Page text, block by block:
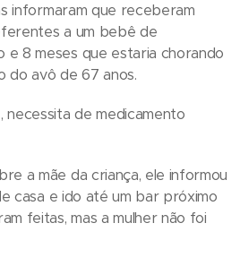
informaram que receberam
a um bebê de
e 8 meses que estaria chorando
do avô de 67 anos.
necessita de medicamento
a mãe da criança, ele informou
casa e ido até um bar próximo
feitas, mas a mulher não foi